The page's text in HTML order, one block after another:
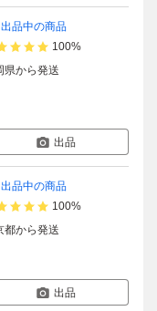
出品中の商品
100%
県から発送
出品
出品中の商品
100%
都から発送
出品